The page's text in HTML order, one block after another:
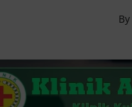
By